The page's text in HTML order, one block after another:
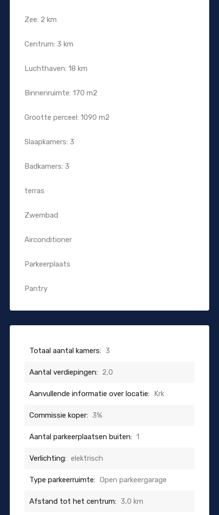
Zee: 2 km
Centrum: 3 km
Luchthaven: 18 km
Binnenruimte: 170 m2
Grootte perceel: 1090 m2
Slaapkamers: 3
Badkamers: 3
terras
Zwembad
Airconditioner
Parkeerplaats
Pantry
Totaal aantal kamers: 3
Aantal verdiepingen: 2,0
Aanvullende informatie over locatie: Krk
Commissie koper: 3%
Aantal parkeerplaatsen buiten: 1
Verlichting: elektrisch
Type parkeerruimte: Open parkeergarage
Afstand tot het centrum: 3,0 km